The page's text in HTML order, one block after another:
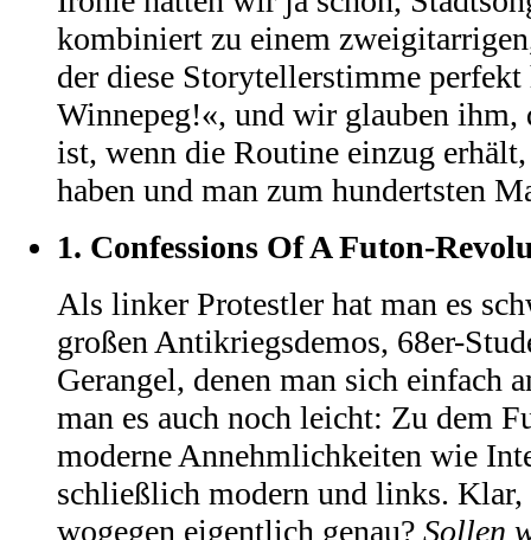
kombiniert zu einem
der diese Storytellerstimme
Winnepeg!«, und wir glauben ihm,
ist, wenn die Routine einzug
haben und man zum hundertsten
1. Confessions Of A Futon-
Als linker Protestler hat man es
großen Antikriegsdemos, 68er-
Gerangel, denen man sich einfach
man es auch noch leicht: Zu dem
moderne Annehmlichkeiten wie
schließlich modern und links.
wogegen eigentlich genau? Sollen